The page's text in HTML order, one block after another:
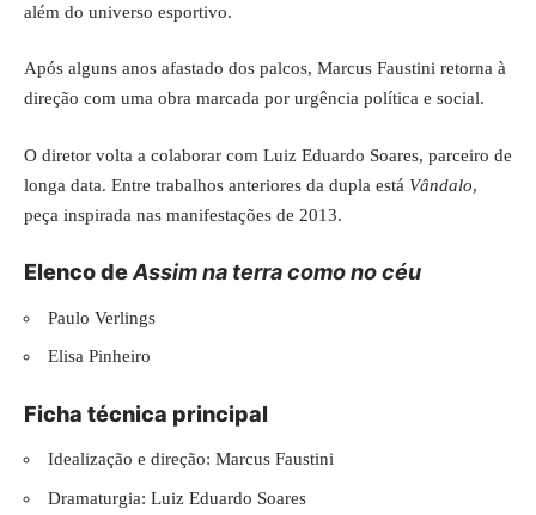
além do universo esportivo.
Após alguns anos afastado dos palcos, Marcus Faustini retorna à
direção com uma obra marcada por urgência política e social.
O diretor volta a colaborar com Luiz Eduardo Soares, parceiro de
longa data. Entre trabalhos anteriores da dupla está Vândalo,
peça inspirada nas manifestações de 2013.
Elenco deAssim na terra como no céu
Paulo Verlings
Elisa Pinheiro
Ficha técnica principal
Idealização e direção: Marcus Faustini
Dramaturgia: Luiz Eduardo Soares